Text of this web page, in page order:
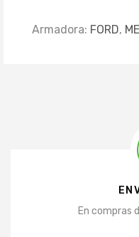
Armadora: FORD,
En compras